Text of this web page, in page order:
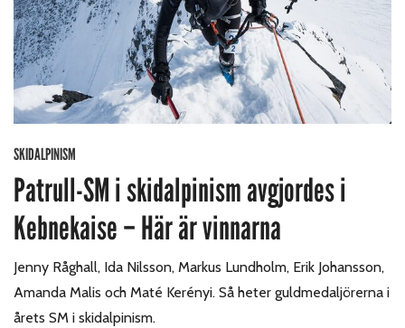
SKIDALPINISM
Patrull-SM i skidalpinism avgjordes i
Kebnekaise – Här är vinnarna
Jenny Råghall, Ida Nilsson, Markus Lundholm, Erik Johansson,
Amanda Malis och Maté Kerényi. Så heter guldmedaljörerna i
årets SM i skidalpinism.